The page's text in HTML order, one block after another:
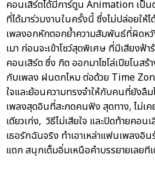
คอนเสิร์ตได้มีการ์ตูน Animation เ
ที่ได้มาร่วมงานในครั้งนี้ ซึ่งไม่ปล่อยใ
เพลงอกหักตอกย้ำความสัมพันธ์ที่ผิดห
เมา ก่อนจะเข้าโชว์สุดพิเศษ ที่มีเสียง
คอนเสิร์ต ซึ่ง กิต ออกมาโซโล่เปียโนสร้
กับเพลง ฝนตกไหม ต่อด้วย Time
ใจและย้อนความทรงจำให้กับคนที่ยังลื
เพลงสุดอินที่สะกดคนฟัง สุดทาง, ไม่เ
เดียวเก่ง, วิธีไม่เสียใจ และปิดท้ายคอน
เธอรักฉันจริง ทำเอาเหล่าแฟนเพลง
แตก สนุกเต็มอิ่มเหนือคำบรรยายเลยที